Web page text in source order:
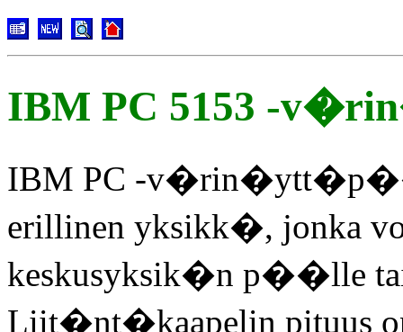
IBM PC 5153 -
IBM PC -
erillinen yksikk�, jonka
keskusyksik�n p��lle
Liit�nt�kaapelin pituus